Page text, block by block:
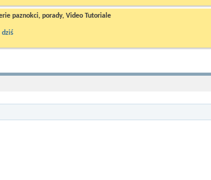
paznokci, porady, Video Tutoriale
dziś